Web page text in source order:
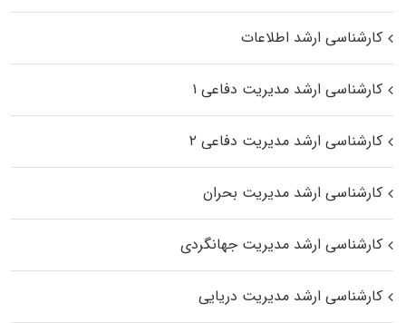
کارشناسی ارشد اطلاعات
کارشناسی ارشد مدیریت دفاعی ۱
کارشناسی ارشد مدیریت دفاعی ۲
کارشناسی ارشد مدیریت بحران
کارشناسی ارشد مدیریت جهانگردی
کارشناسی ارشد مدیریت دریایی